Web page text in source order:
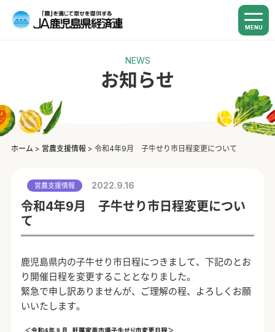
MENU
NEWS
お知らせ
ホーム > 営農支援情報 > 令和4年9月 子牛せり市日程変更について
営農支援情報 2022.9.16
令和4年9月 子牛せり市日程変更につい
て
鹿児島県内の子牛せり市日程につきまして、下記のとお
り開催日程を変更することとなりました。
緊急で申し訳ありませんが、ご理解の程、よろしくお願
いいたします。